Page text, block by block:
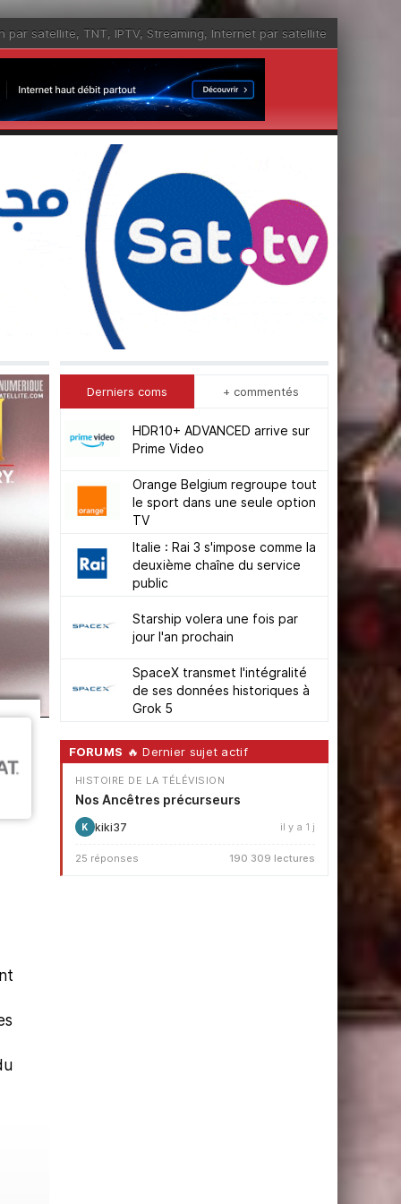
par satellite, TNT, IPTV, Streaming, Internet par satellite
Derniers coms + commentés
HDR10+ ADVANCED arrive sur
Prime Video
Orange Belgium regroupe tout
le sport dans une seule option
TV
Italie : Rai 3 s'impose comme la
deuxième chaîne du service
public
Starship volera une fois par
jour l'an prochain
SpaceX transmet l'intégralité
de ses données historiques à
Grok 5
FORUMS 🔥 Dernier sujet actif
HISTOIRE DE LA TÉLÉVISION
Nos Ancêtres précurseurs
K kiki37 il y a 1 j
25 réponses 190 309 lectures